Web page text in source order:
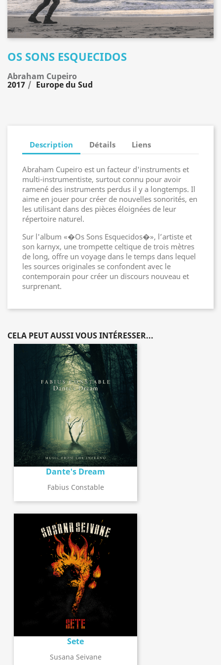
OS SONS ESQUECIDOS
Abraham Cupeiro
2017 Europe du Sud
Description Détails Liens
Abraham Cupeiro est un facteur d'instruments et
multi-instrumentiste, surtout connu pour avoir
ramené des instruments perdus il y a longtemps. Il
aime en jouer pour créer de nouvelles sonorités, en
les utilisant dans des pièces éloignées de leur
répertoire naturel.
Sur l'album «�Os Sons Esquecidos�», l’artiste et
son karnyx, une trompette celtique de trois mètres
de long, offre un voyage dans le temps dans lequel
les sources originales se confondent avec le
contemporain pour créer un discours nouveau et
surprenant.
CELA PEUT AUSSI VOUS INTÉRESSER...
Dante's Dream
Fabius Constable
Sete
Susana Seivane